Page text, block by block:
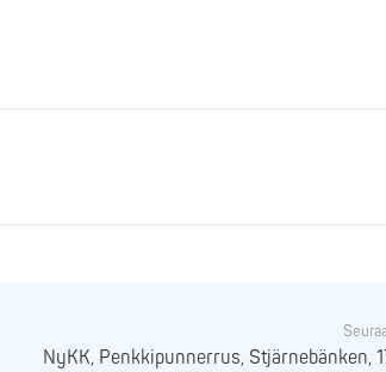
NyKK, Penkkipunnerrus, Stjärnebänken,